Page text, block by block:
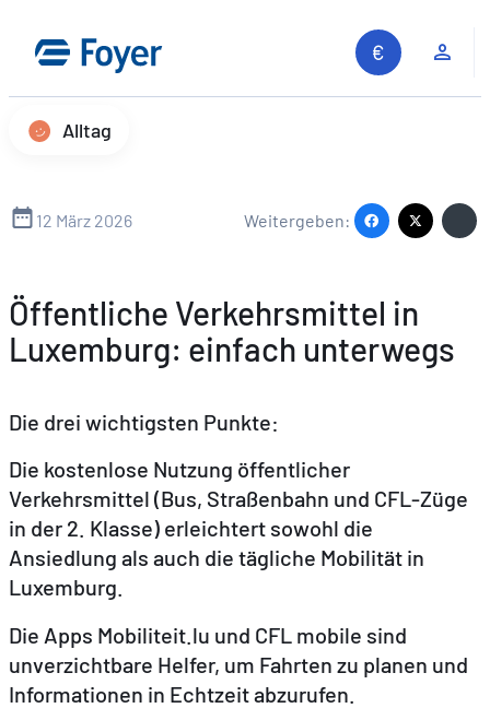
Inhalt
springen
Auf unserer Website suchen
DEEN FR
Alltag
12 März 2026 Weitergeben:
Öffentliche Verkehrsmittel in
Luxemburg: einfach unterwegs
Die drei wichtigsten Punkte:
Die kostenlose Nutzung öffentlicher
Verkehrsmittel (Bus, Straßenbahn und CFL-Züge
in der 2. Klasse) erleichtert sowohl die
Ansiedlung als auch die tägliche Mobilität in
Luxemburg.
Die Apps Mobiliteit.lu und CFL mobile sind
unverzichtbare Helfer, um Fahrten zu planen und
Informationen in Echtzeit abzurufen.